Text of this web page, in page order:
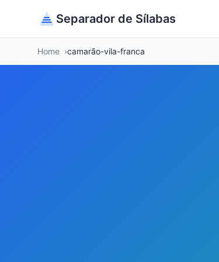
Separador de Sílabas
Home camarão-vila-franca